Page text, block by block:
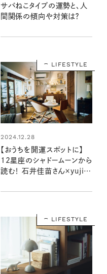
サバねこタイプの運勢と、人
間関係の傾向や対策は？
LIFESTYLE
2024.12.28
【おうちを開運スポットに】
12星座のシャドームーンから
読む！ 石井佳苗さん×yujiさ
ア
LIFESTYLE